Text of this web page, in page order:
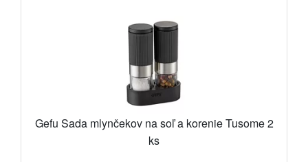
Gefu Sada mlynčekov na soľ a korenie Tusome 2
ks